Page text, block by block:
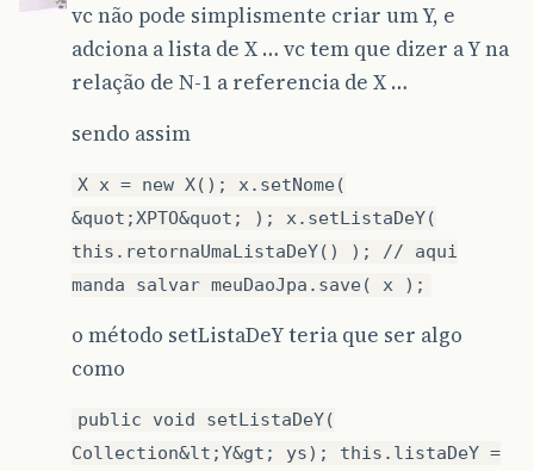
vc não pode simplismente criar um Y, e
adciona a lista de X … vc tem que dizer a Y na
relação de N-1 a referencia de X …
sendo assim
X x = new X(); x.setNome(
&quot;XPTO&quot; ); x.setListaDeY(
this.retornaUmaListaDeY() ); // aqui
manda salvar meuDaoJpa.save( x );
o método setListaDeY teria que ser algo
como
public void setListaDeY(
Collection&lt;Y&gt; ys); this.listaDeY =